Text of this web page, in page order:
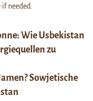
Wie Usbekistan
zu
Sowjetische
needed.